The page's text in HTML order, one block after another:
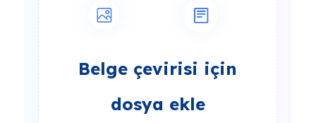
Belge çevirisi için
dosya ekle